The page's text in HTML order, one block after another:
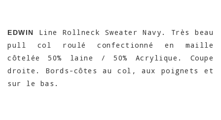
EDWIN
Line Rollneck Sweater Navy. Très beau
pull col roulé confectionné en maille
côtelée 50% laine / 50% Acrylique. Coupe
droite. Bords-côtes au col, aux poignets et
sur le bas.